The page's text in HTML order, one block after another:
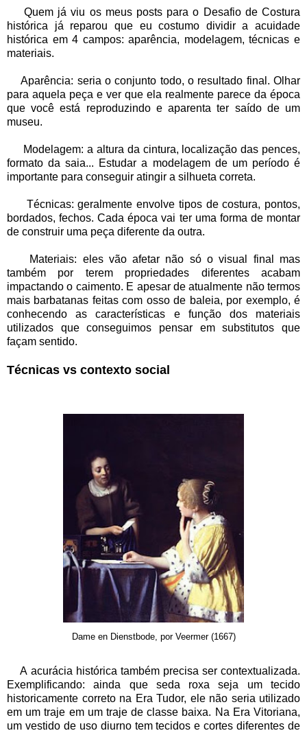
Quem já viu os meus posts para o Desafio de Costura
histórica já reparou que eu costumo dividir a acuidade
histórica em 4 campos: aparência, modelagem, técnicas e
materiais.
Aparência: seria o conjunto todo, o resultado final. Olhar
para aquela peça e ver que ela realmente parece da época
que você está reproduzindo e aparenta ter saído de um
museu.
Modelagem: a altura da cintura, localização das pences,
formato da saia... Estudar a modelagem de um período é
importante para conseguir atingir a silhueta correta.
Técnicas: geralmente envolve tipos de costura, pontos,
bordados, fechos. Cada época vai ter uma forma de montar
de construir uma peça diferente da outra.
Materiais: eles vão afetar não só o visual final mas
também por terem propriedades diferentes acabam
impactando o caimento. E apesar de atualmente não termos
mais barbatanas feitas com osso de baleia, por exemplo, é
conhecendo as características e função dos materiais
utilizados que conseguimos pensar em substitutos que
façam sentido.
Técnicas vs contexto social
Dame en Dienstbode, por Veermer (1667)
A acurácia histórica também precisa ser contextualizada.
Exemplificando: ainda que seda roxa seja um tecido
historicamente correto na Era Tudor, ele não seria utilizado
em um traje em um traje de classe baixa. Na Era Vitoriana,
um vestido de uso diurno tem tecidos e cortes diferentes de